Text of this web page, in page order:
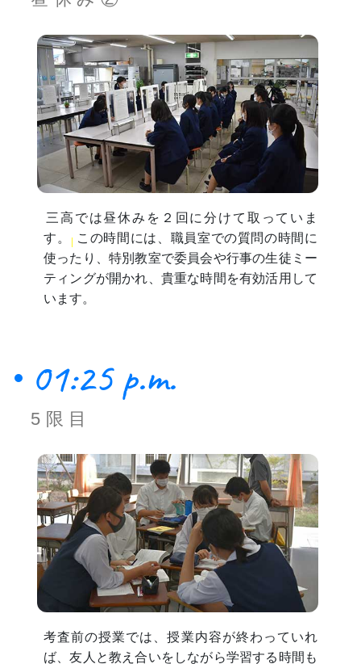
三高では昼休みを２回に分けて取っていま
す。
この時間には、職員室での質問の時間に
使ったり、特別教室で委員会や行事の生徒ミー
ティングが開かれ、貴重な時間を有効活用して
います。
01:25 p.m.
5限目
考査前の授業では、授業内容が終わっていれ
ば、友人と教え合いをしながら学習する時間も